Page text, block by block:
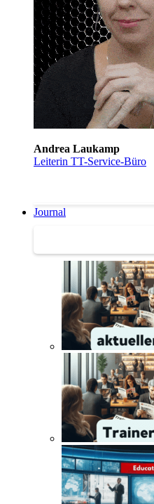
Andrea Laukamp
Leiterin TT-Service-Büro
Journal